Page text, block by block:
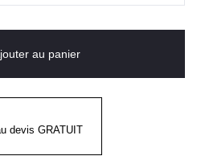
au panier
devis GRATUIT